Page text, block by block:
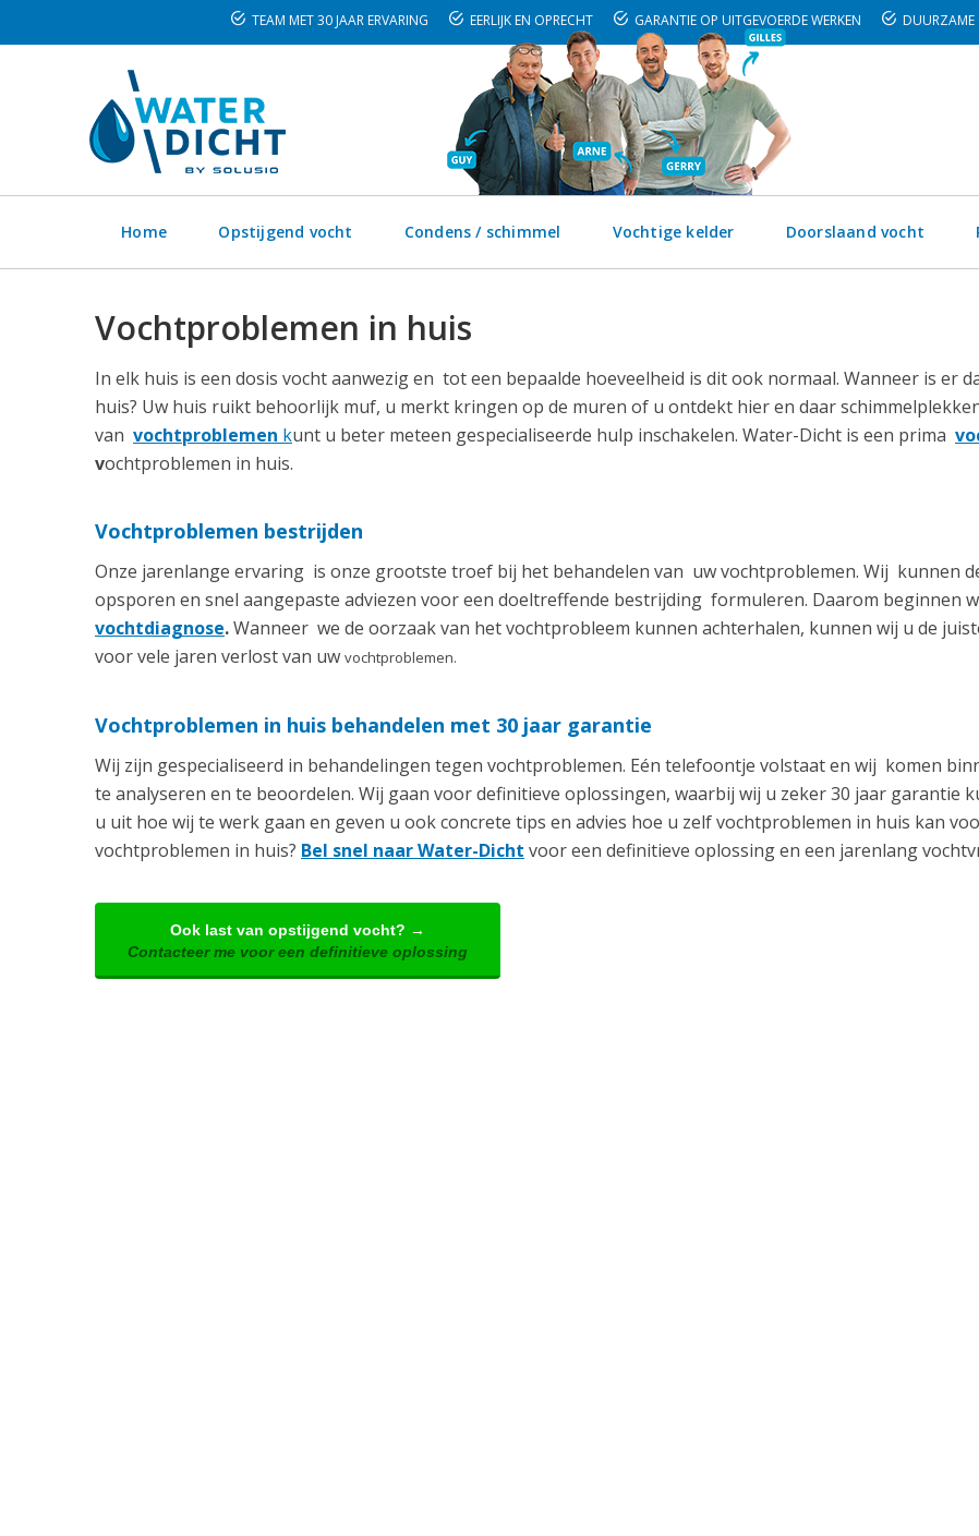
TEAM MET 30 JAAR ERVARING EERLIJK EN OPRECHT GARANTIE OP UITGEVOERDE WERKEN DUURZAME
Home Opstijgend vocht Condens / schimmel Vochtige kelder Doorslaand vocht
Vochtproblemen in huis
In elk huis is een dosis vocht aanwezig en tot een bepaalde hoeveelheid is dit ook normaal. Wanneer is er
huis? Uw huis ruikt behoorlijk muf, u merkt kringen op de muren of u ontdekt hier en daar
van vochtproblemen kunt u beter meteen gespecialiseerde hulp inschakelen. Water-Dicht is een prima
vochtproblemen in huis.
Vochtproblemen bestrijden
Onze jarenlange ervaring is onze grootste troef bij het behandelen van uw vochtproblemen. Wij kunnen
opsporen en snel aangepaste adviezen voor een doeltreffende bestrijding formuleren. Daarom beginnen
vochtdiagnose.Wanneer we de oorzaak van het vochtprobleem kunnen achterhalen, kunnen wij u de
voor vele jaren verlost van uw vochtproblemen.
Vochtproblemen in huis behandelen met 30 jaar garantie
Wij zijn gespecialiseerd in behandelingen tegen vochtproblemen. Eén telefoontje volstaat en wij komen
te analyseren en te beoordelen. Wij gaan voor definitieve oplossingen, waarbij wij u zeker 30 jaar garantie
u uit hoe wij te werk gaan en geven u ook concrete tips en advies hoe u zelf vochtproblemen in huis kan
vochtproblemen in huis? Bel snel naar Water-Dicht voor een definitieve oplossing en een jarenlang
Ook last van opstijgend vocht? →
Contacteer me voor een definitieve oplossing